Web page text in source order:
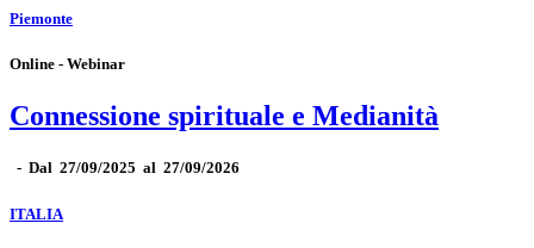
Piemonte
Online - Webinar
Connessione spirituale e Medianità
- Dal 27/09/2025 al 27/09/2026
ITALIA